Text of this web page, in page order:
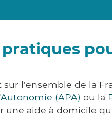
l'ensemble de la
(APA) ou la
une aide à domicile